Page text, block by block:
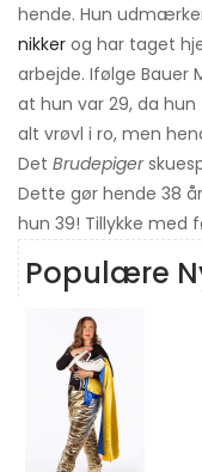
hende. Hun
nikker og har taget
arbejde. Ifølge Bauer
at hun var 29, da hun
alt vrøvl i ro, men
Det Brudepiger
Dette gør hende 38
hun 39! Tillykke med
Populære